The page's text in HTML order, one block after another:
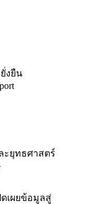
งยืน
ะยุทธศาสตร์
ดเผยข้อมูลสู่